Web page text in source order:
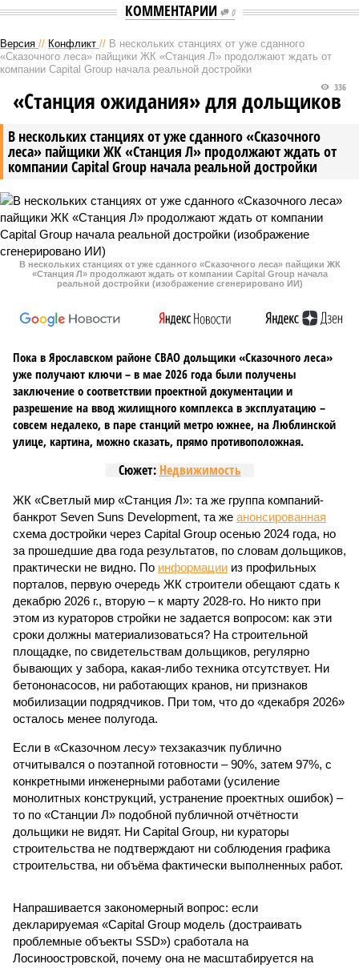
КОММЕНТАРИИ 0
Версия // Конфликт // В нескольких станциях от уже сданного
«Сказочного леса» пайщики ЖК «Станция Л» продолжают ждать от
компании Capital Group начала реальной достройки
В нескольких станциях от уже сданного «Сказочного
леса» пайщики ЖК «Станция Л» продолжают ждать от
компании Capital Group начала реальной достройки
336
«Станция ожидания» для дольщиков
В нескольких станциях от уже сданного «Сказочного леса» пайщики ЖК
«Станция Л» продолжают ждать от компании Capital Group начала
реальной достройки (изображение сгенерировано ИИ)
Пока в Ярославском районе СВАО дольщики «Сказочного леса»
уже получают ключи – в мае 2026 года были получены
заключение о соответствии проектной документации и
разрешение на ввод жилищного комплекса в эксплуатацию –
совсем недалеко, в паре станций метро южнее, на Люблинской
улице, картина, можно сказать, прямо противоположная.
Сюжет: Недвижимость
ЖК «Светлый мир «Станция Л»: та же группа компаний-
банкрот Seven Suns Development, та же анонсированная
схема достройки через Capital Group осенью 2024 года, но
за прошедшие два года результатов, по словам дольщиков,
практически не видно. По информации из профильных
порталов, первую очередь ЖК строители обещают сдать к
декабрю 2026 г., вторую – к марту 2028-го. Но никто при
этом из кураторов стройки не задается вопросом: как эти
сроки должны материализоваться? На строительной
площадке, по свидетельствам дольщиков, регулярно
бывающих у забора, какая-либо техника отсутствует. Ни
бетононасосов, ни работающих кранов, ни признаков
мобилизации подрядчиков. При том, что до «декабря 2026»
осталось менее полугода.
Если в «Сказочном лесу» техзаказчик публично
отчитывался о поэтапной готовности – 90%, затем 97%, с
конкретными инженерными работами (усиление
монолитных конструкций, устранение проектных ошибок) –
то по «Станции Л» подобной публичной отчётности
дольщики не видят. Ни Capital Group, ни кураторы
строительства не подтверждают ни соблюдения графика
строительства, ни объёма фактически выполненных работ.
Напрашивается закономерный вопрос: если
декларируемая «Capital Group модель (достраивать
проблемные объекты SSD») сработала на
Лосиноостровской, почему она не масштабируется на